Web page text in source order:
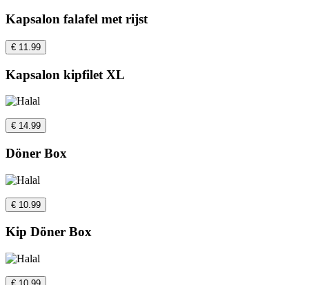
Kapsalon falafel met rijst
€ 11.99
Kapsalon kipfilet XL
€ 14.99
Döner Box
€ 10.99
Kip Döner Box